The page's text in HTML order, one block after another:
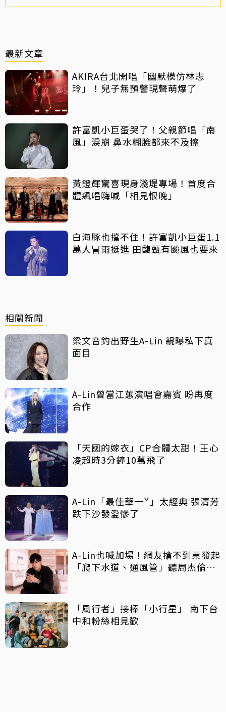
最新文章
AKIRA台北開唱「幽默模仿林志
玲」！兒子無預警現聲萌爆了
許富凱小巨蛋哭了！父親節唱「南
風」淚崩 鼻水糊臉都來不及擦
黃鐙輝驚喜現身淺堤專場！首度合
體飆唱嗨喊「相見恨晚」
白海豚也擋不住！許富凱小巨蛋1.1
萬人冒雨挺進 田馥甄有颱風也要來
相關新聞
梁文音釣出野生A-Lin 親曝私下真
面目
A-Lin曾當江蕙演唱會嘉賓 盼再度
合作
「天國的嫁衣」CP合體太甜！王心
凌超時3分鐘10萬飛了
A-Lin「最佳華一ˇ」太經典 張清芳
跌下沙發愛慘了
A-Lin也喊加場！網友搶不到票發起
「爬下水道、通風管」聽周杰倫演
「風行者」接棒「小行星」 南下台
中和粉絲相見歡